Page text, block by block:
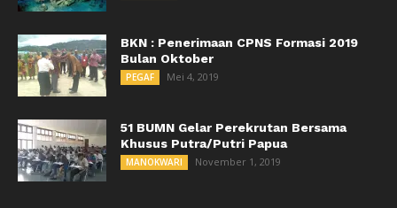
BKN : Penerimaan CPNS Formasi 2019
Bulan Oktober
PEGAF Mei 4, 2019
51 BUMN Gelar Perekrutan Bersama
Khusus Putra/Putri Papua
MANOKWARI November 1, 2019